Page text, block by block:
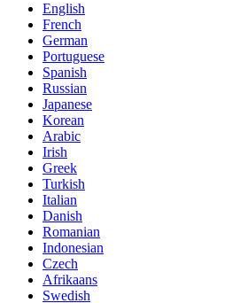
English
French
German
Portuguese
Spanish
Russian
Japanese
Korean
Arabic
Irish
Greek
Turkish
Italian
Danish
Romanian
Indonesian
Czech
Afrikaans
Swedish